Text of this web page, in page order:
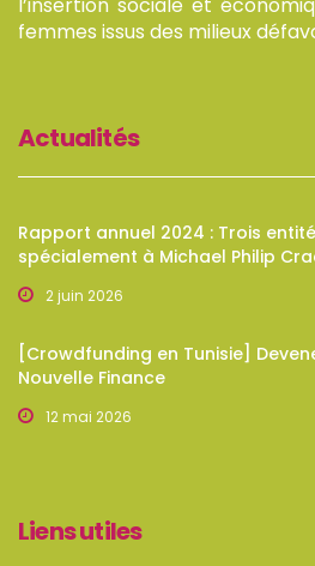
l’insertion sociale et
femmes issus des milieux
Actualités
Rapport annuel 2024 : Trois
spécialement à Michael Philip
2 juin 2026
[Crowdfunding en Tunisie]
Nouvelle Finance
12 mai 2026
Liens utiles